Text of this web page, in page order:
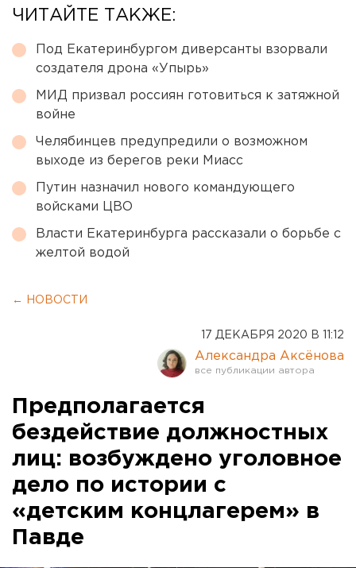
ЧИТАЙТЕ ТАКЖЕ:
Под Екатеринбургом диверсанты взорвали
создателя дрона «Упырь»
МИД призвал россиян готовиться к затяжной
войне
Челябинцев предупредили о возможном
выходе из берегов реки Миасс
Путин назначил нового командующего
войсками ЦВО
Власти Екатеринбурга рассказали о борьбе с
желтой водой
← НОВОСТИ
17 ДЕКАБРЯ 2020 В 11:12
Александра Аксёнова
Предполагается
бездействие должностных
лиц: возбуждено уголовное
дело по истории с
«детским концлагерем» в
Павде